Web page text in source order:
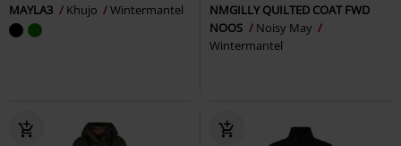
MAYLA3 Khujo Wintermantel
NMGILLY QUILTED COAT FWD
NOOS
Noisy May
Wintermantel